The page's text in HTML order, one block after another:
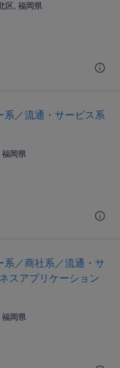
区, 福岡県
／流通・サービス系
岡県
／商社系／流通・サ
スアプリケーション
岡県